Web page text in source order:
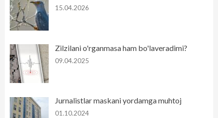
15.04.2026
Zilzilani o'rganmasa ham bo'laveradimi?
09.04.2025
Jurnalistlar maskani yordamga muhtoj
01.10.2024